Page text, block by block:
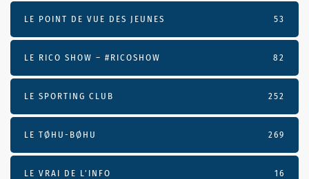
LE POINT DE VUE DES JEUNES 53
LE RICO SHOW – #RICOSHOW 82
LE SPORTING CLUB 252
LE TØHU-BØHU 269
LE VRAI DE L’INFO 16